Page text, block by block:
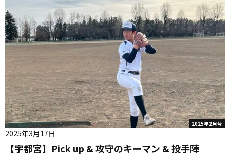
2025年2月号
【宇都宮】Pick up & 攻守のキーマン & 投手陣
2025年3月17日